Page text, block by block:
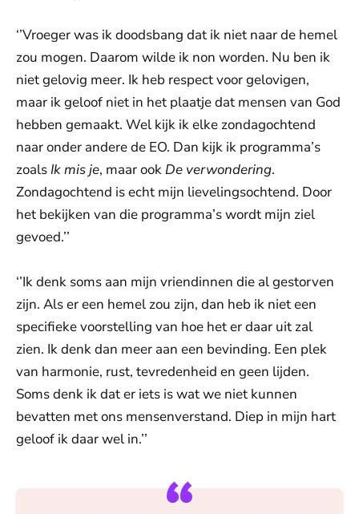
‘’Vroeger was ik doodsbang dat ik niet naar de hemel
zou mogen. Daarom wilde ik non worden. Nu ben ik
niet gelovig meer. Ik heb respect voor gelovigen,
maar ik geloof niet in het plaatje dat mensen van God
hebben gemaakt. Wel kijk ik elke zondagochtend
naar onder andere de EO. Dan kijk ik programma’s
zoals Ik mis je, maar ook De verwondering.
Zondagochtend is echt mijn lievelingsochtend. Door
het bekijken van die programma’s wordt mijn ziel
gevoed.’’
‘’Ik denk soms aan mijn vriendinnen die al gestorven
zijn. Als er een hemel zou zijn, dan heb ik niet een
specifieke voorstelling van hoe het er daar uit zal
zien. Ik denk dan meer aan een bevinding. Een plek
van harmonie, rust, tevredenheid en geen lijden.
Soms denk ik dat er iets is wat we niet kunnen
bevatten met ons mensenverstand. Diep in mijn hart
geloof ik daar wel in.’’